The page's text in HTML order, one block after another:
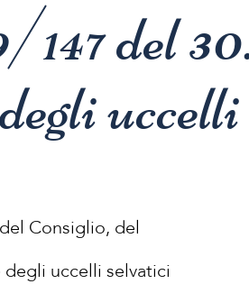
del
Consiglio, del
degli uccelli selvatici